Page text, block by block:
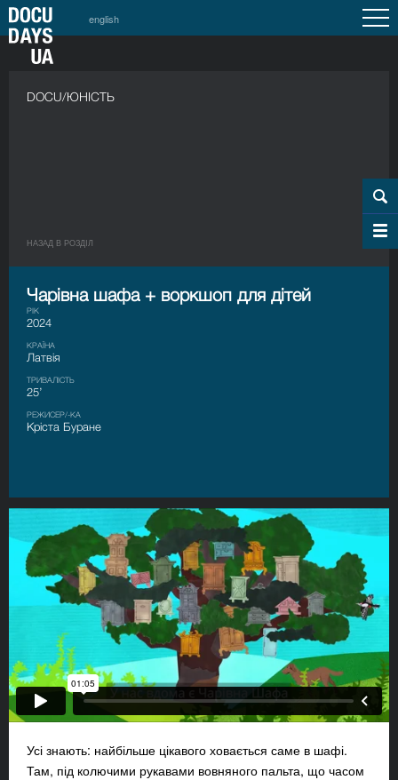
english
DOCU/ЮНІСТЬ
НАЗАД В РОЗДIЛ
Чарівна шафа + воркшоп для дітей
РІК
2024
КРАЇНА
Латвія
ТРИВАЛІСТЬ
25’
РЕЖИСЕР/-КА
Кріста Буране
Усі знають: найбільше цікавого ховається саме в шафі.
Там, під колючими рукавами вовняного пальта, що часом